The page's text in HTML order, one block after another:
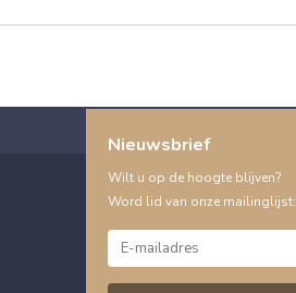
Nieuwsbrief
Wilt u op de hoogte blijven?
Word lid van onze mailinglijst: